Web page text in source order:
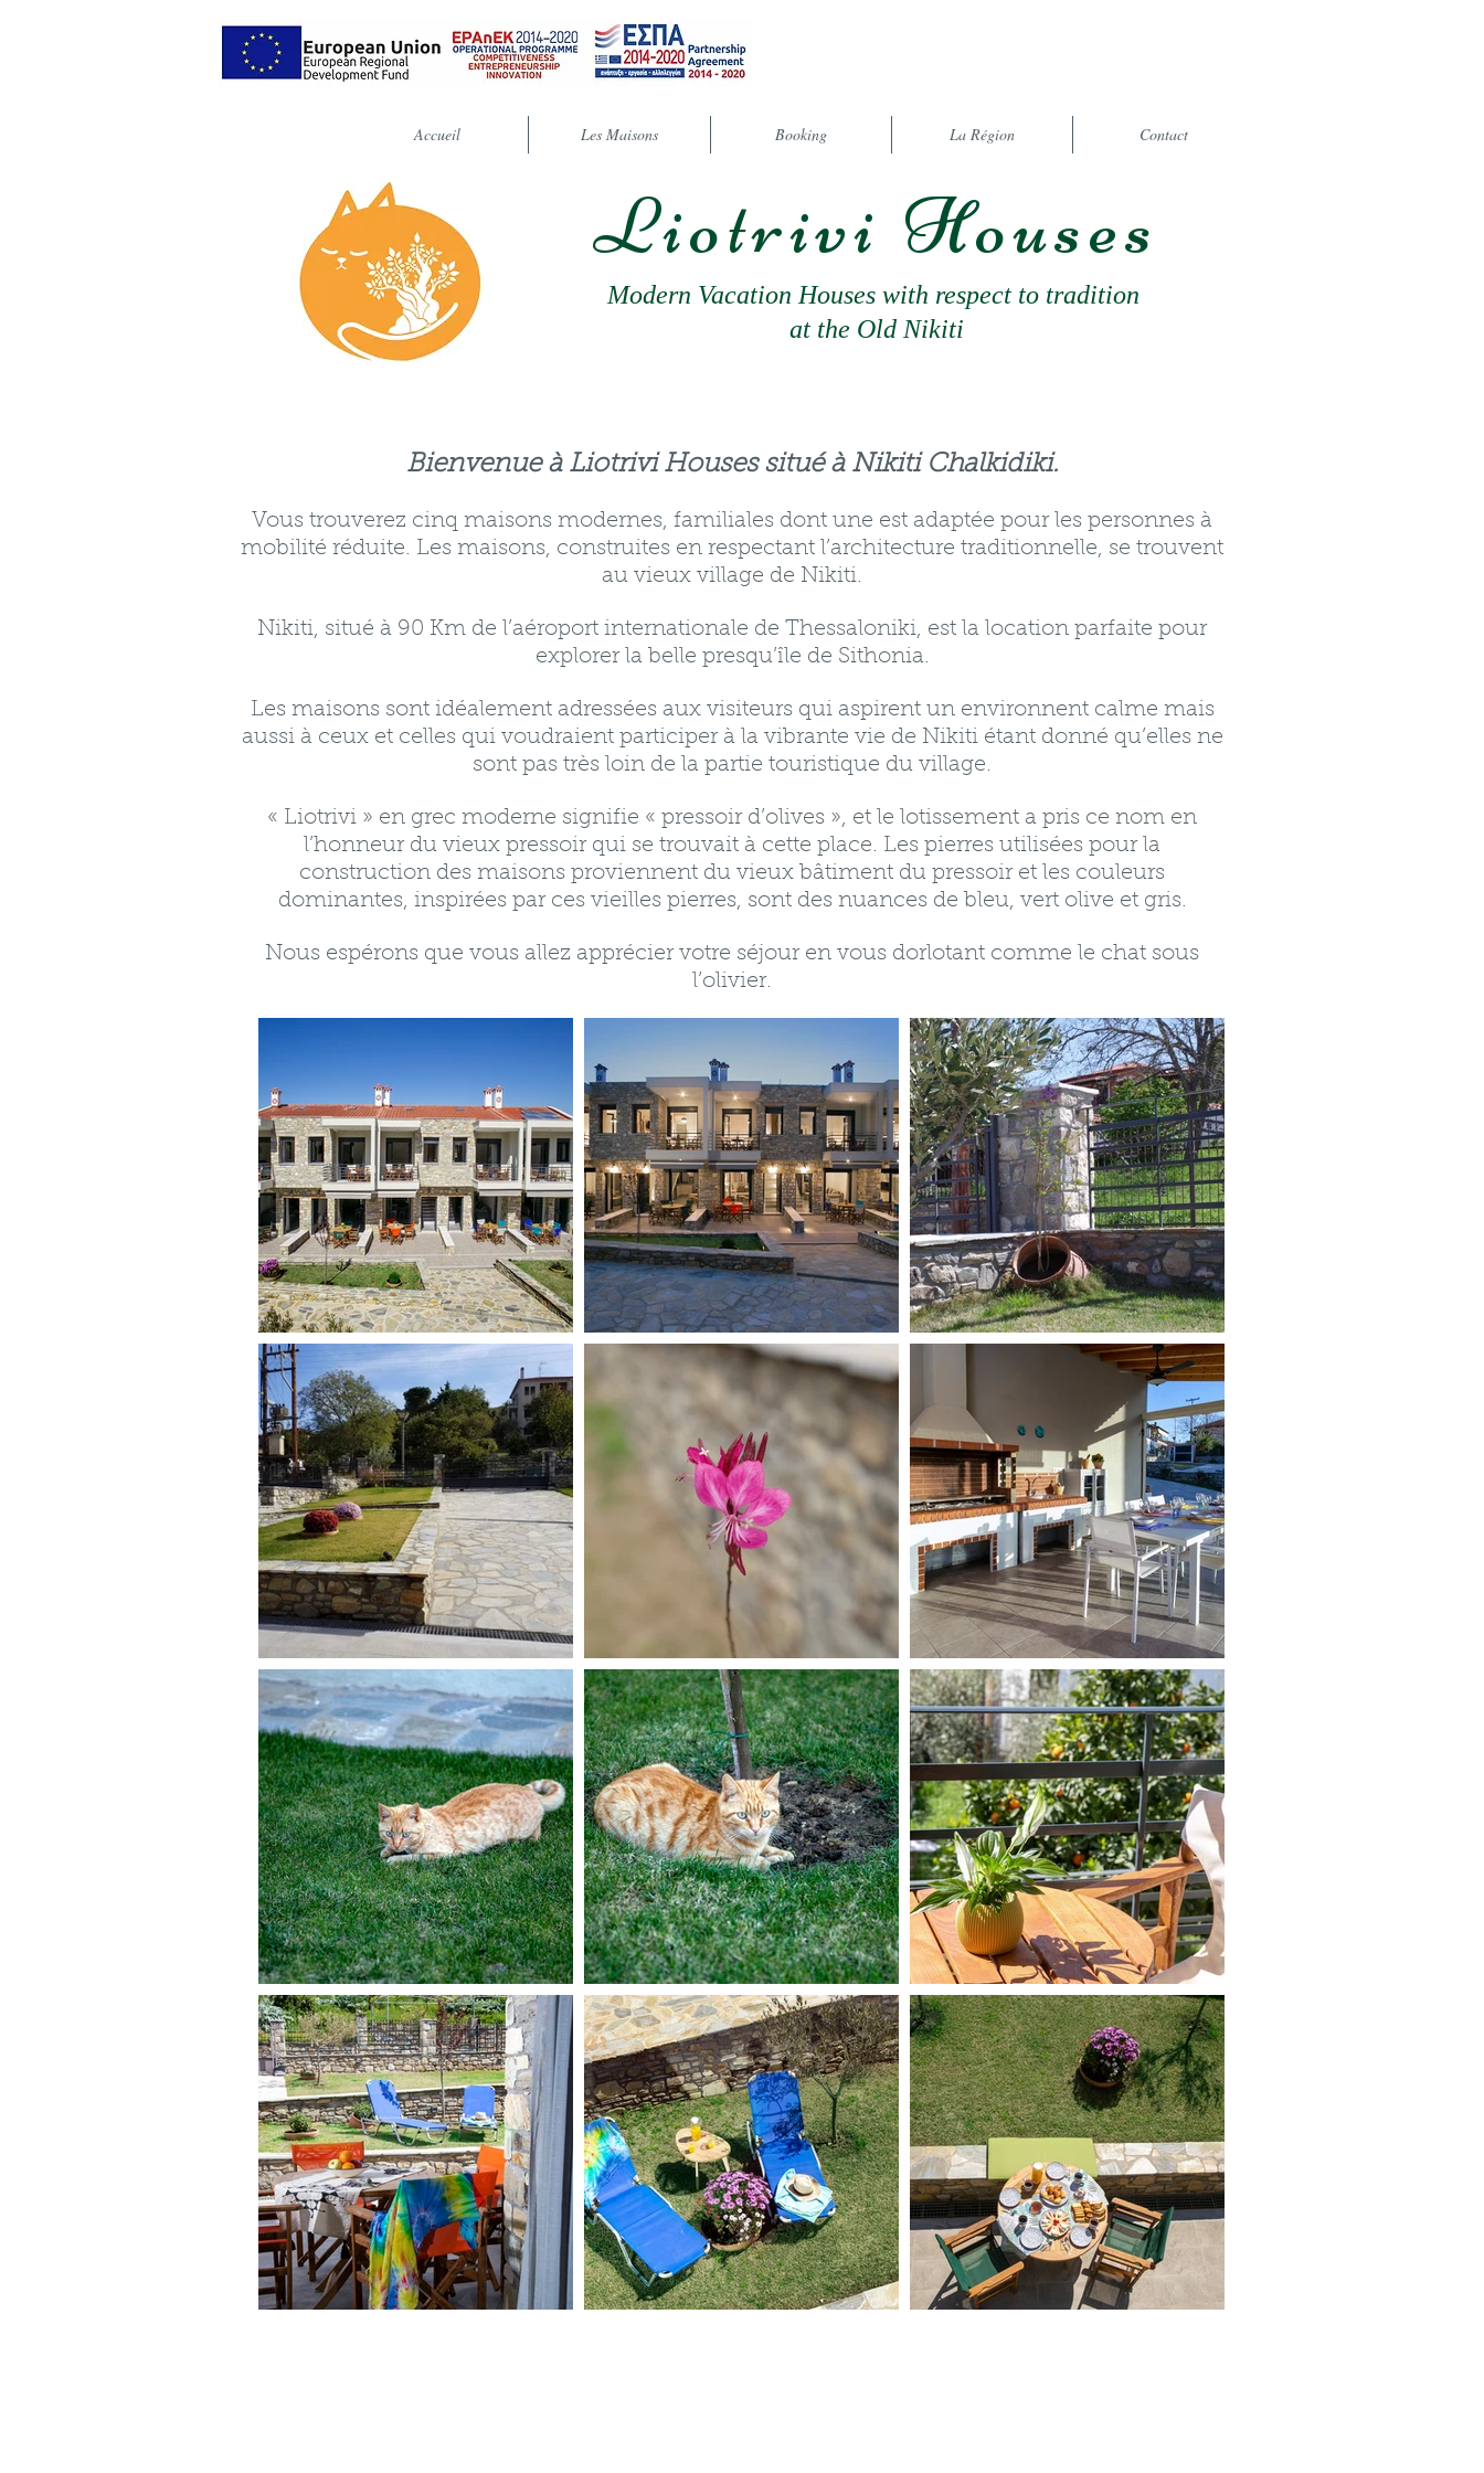
Accueil Les Maisons Booking La Région Contact
Liotrivi Houses
Modern Vacation Houses with respect to tradition
at the Old Nikiti
Bienvenue à Liotrivi Houses situé à Nikiti Chalkidiki.
Vous trouverez cinq maisons modernes, familiales dont une est adaptée pour les personnes à
mobilité réduite. Les maisons, construites en respectant l’architecture traditionnelle, se trouvent
au vieux village de Nikiti.
Nikiti, situé à 90 Km de l’aéroport internationale de Thessaloniki, est la location parfaite pour
explorer la belle presqu’île de Sithonia.
Les maisons sont idéalement adressées aux visiteurs qui aspirent un environnent calme mais
aussi à ceux et celles qui voudraient participer à la vibrante vie de Nikiti étant donné qu’elles ne
sont pas très loin de la partie touristique du village.
« Liotrivi » en grec moderne signifie « pressoir d’olives », et le lotissement a pris ce nom en
l’honneur du vieux pressoir qui se trouvait à cette place. Les pierres utilisées pour la
construction des maisons proviennent du vieux bâtiment du pressoir et les couleurs
dominantes, inspirées par ces vieilles pierres, sont des nuances de bleu, vert olive et gris.
Nous espérons que vous allez apprécier votre séjour en vous dorlotant comme le chat sous
l’olivier.